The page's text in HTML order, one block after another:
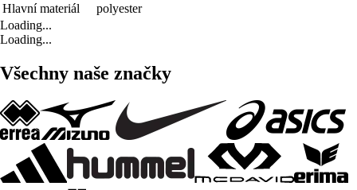
Hlavní materiál
polyester
Loading...
Loading...
Všechny naše značky